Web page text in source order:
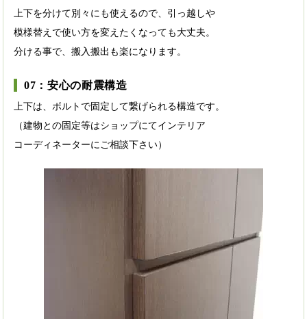
上下を分けて別々にも使えるので、引っ越しや
模様替えで使い方を変えたくなっても大丈夫。
分ける事で、搬入搬出も楽になります。
07：安心の耐震構造
上下は、ボルトで固定して繋げられる構造です。
（建物との固定等はショップにてインテリア
コーディネーターにご相談下さい）